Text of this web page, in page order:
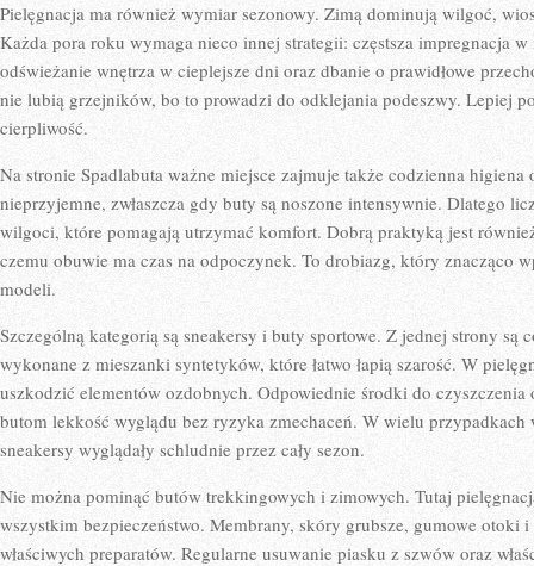
Pielęgnacja ma również wymiar sezonowy. Zimą dominują wilgoć,
Każda pora roku wymaga nieco innej strategii: częstsza impregnacja
odświeżanie wnętrza w cieplejsze dni oraz dbanie o prawidłowe
nie lubią grzejników, bo to prowadzi do odklejania podeszwy. Lepiej
cierpliwość.
Na stronie Spadlabuta ważne miejsce zajmuje także codzienna
nieprzyjemne, zwłaszcza gdy buty są noszone intensywnie. Dlatego
wilgoci, które pomagają utrzymać komfort. Dobrą praktyką jest
czemu obuwie ma czas na odpoczynek. To drobiazg, który znacząco
modeli.
Szczególną kategorią są sneakersy i buty sportowe. Z jednej strony są
wykonane z mieszanki syntetyków, które łatwo łapią szarość. W
uszkodzić elementów ozdobnych. Odpowiednie środki do
butom lekkość wyglądu bez ryzyka zmechaceń. W wielu
sneakersy wyglądały schludnie przez cały sezon.
Nie można pominąć butów trekkingowych i zimowych. Tutaj
wszystkim bezpieczeństwo. Membrany, skóry grubsze, gumowe otoki
właściwych preparatów. Regularne usuwanie piasku z szwów oraz